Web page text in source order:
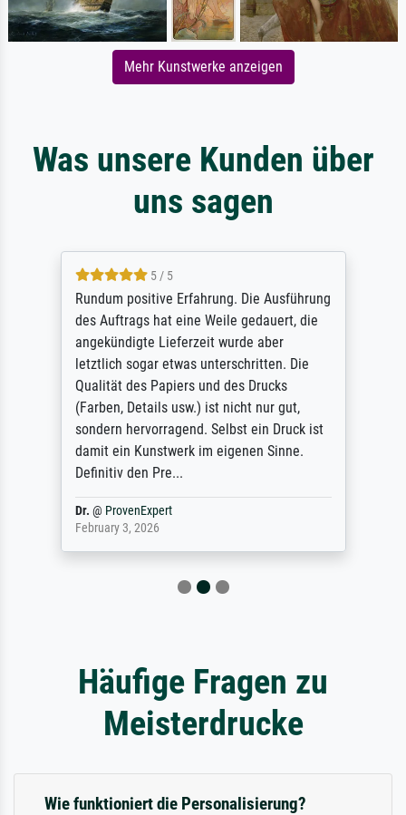
Mehr Kunstwerke anzeigen
Was unsere Kunden über
uns sagen
5 / 5
Rundum positive Erfahrung. Die Ausführung
des Auftrags hat eine Weile gedauert, die
angekündigte Lieferzeit wurde aber
letztlich sogar etwas unterschritten. Die
Qualität des Papiers und des Drucks
(Farben, Details usw.) ist nicht nur gut,
sondern hervorragend. Selbst ein Druck ist
damit ein Kunstwerk im eigenen Sinne.
Definitiv den Pre...
Dr. @ ProvenExpert
February 3, 2026
Häufige Fragen zu
Meisterdrucke
Wie funktioniert die Personalisierung?